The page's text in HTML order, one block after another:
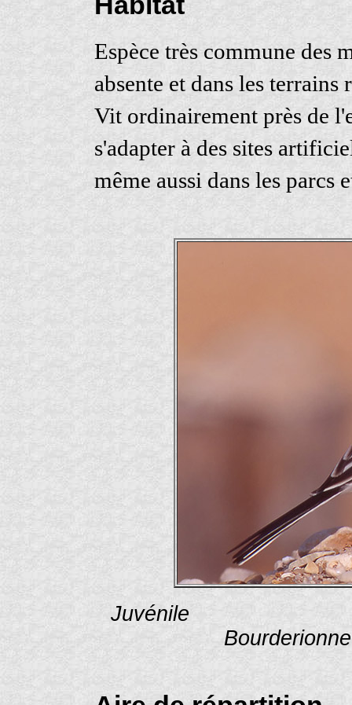
Espèce très commune des
absente et dans les
Vit ordinairement près de
s'adapter à des sites
même aussi dans les parcs
Juvénile